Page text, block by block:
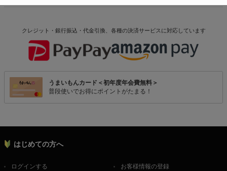
クレジット・銀行振込・代金引換、各種の決済サービスに対応しています
うまいもんカード＜初年度年会費無料＞
普段使いでお得にポイントがたまる！
はじめての方へ
ログインする お客様情報の登録